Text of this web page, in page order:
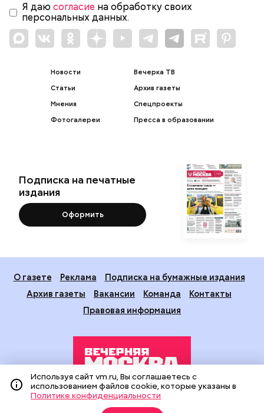
Я даю согласие на обработку своих
персональных данных.
Новости
Статьи
Мнения
Фотогалереи
Вечерка ТВ
Архив газеты
Спецпроекты
Пресса в образовании
Подписка на печатные
издания
Оформить
О газете Реклама
Подписка на бумажные издания
Архив газеты
Вакансии Команда
Контакты
Правовая информация
Издание создано при финансовой поддержке Департамента
средств массовой информации и рекламы города Москвы.
Используя сайт vm.ru, Вы соглашаетесь с
использованием файлов cookie, которые указаны в
Политике конфиденциальности